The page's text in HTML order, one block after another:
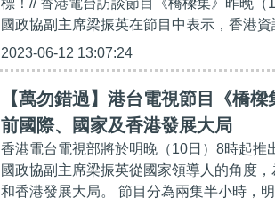
標！// 香港電台訪談節目《橋樑集》昨晚
國政協副主席梁振英在節目中表示，香港
2023-06-12 13:07:24
【萬勿錯過】港台電視節目《橋
前國際、國家及香港發展大局
香港電台電視部將於明晚（10日）8時起推
國政協副主席梁振英從國家領導人的角度
和香港發展大局。 節目分為兩集半小時，